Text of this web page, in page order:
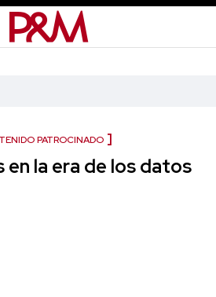
PATROCINADO
en la era de los datos